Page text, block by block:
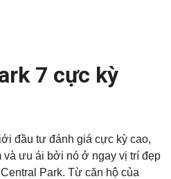
7 cực kỳ
đầu tư đánh giá cực kỳ cao,
và ưu ái bởi nó ở ngay vị trí đẹp
Park. Từ căn hộ của